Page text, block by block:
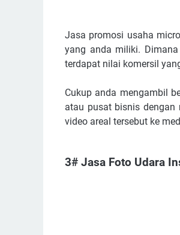
Jasa promosi usaha
yang anda miliki.
terdapat nilai komersil
Cukup anda mengambil
atau pusat bisnis dengan
video areal tersebut ke
3# Jasa Foto Udara